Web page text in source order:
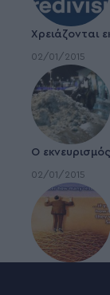
Χρειάζονται
02/01/2015
Ο
02/01/2015